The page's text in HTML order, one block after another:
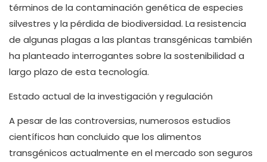
términos de la contaminación genética de especies
silvestres y la pérdida de biodiversidad. La resistencia
de algunas plagas a las plantas transgénicas también
ha planteado interrogantes sobre la sostenibilidad a
largo plazo de esta tecnología.
Estado actual de la investigación y regulación
A pesar de las controversias, numerosos estudios
científicos han concluido que los alimentos
transgénicos actualmente en el mercado son seguros